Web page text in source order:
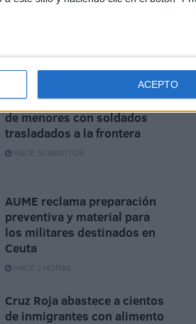
ACEPTO
Preocupación por las fotos
de menores con soldados
trasladados a la frontera
HACE 32 MINUTOS
AUME reclama preparación
preventiva y material para
los militares destinados en
Ceuta
HACE 2 HORAS
Cruz Roja abastece a cientos
de inmigrantes con alimento